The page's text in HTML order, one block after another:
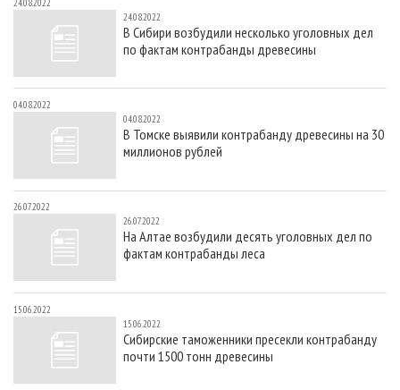
24.08.2022
В Сибири возбудили несколько уголовных дел
по фактам контрабанды древесины
04.08.2022
04.08.2022
В Томске выявили контрабанду древесины на 30
миллионов рублей
26.07.2022
26.07.2022
На Алтае возбудили десять уголовных дел по
фактам контрабанды леса
15.06.2022
15.06.2022
Сибирские таможенники пресекли контрабанду
почти 1500 тонн древесины